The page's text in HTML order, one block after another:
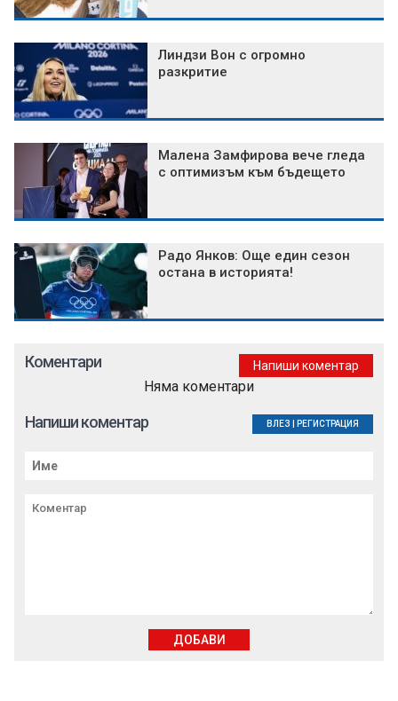
Линдзи Вон с огромно
разкритие
Малена Замфирова вече гледа
с оптимизъм към бъдещето
Радо Янков: Още един сезон
остана в историята!
Коментари Напиши коментар
Няма коментари
Напиши коментар ВЛЕЗ РЕГИСТРАЦИЯ
ДОБАВИ